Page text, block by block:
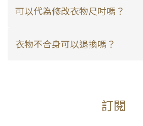
可以代為修改衣物尺吋嗎？
衣物不合身可以退換嗎？
訂閱